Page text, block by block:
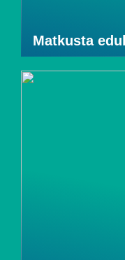
Matkusta